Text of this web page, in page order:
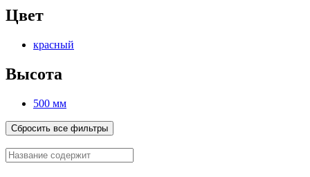
Цвет
красный
Высота
500 мм
Сбросить все фильтры